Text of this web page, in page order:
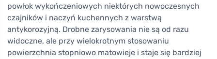
powłok wykończeniowych niektórych nowoczesnych
czajników i naczyń kuchennych z warstwą
antykorozyjną. Drobne zarysowania nie są od razu
widoczne, ale przy wielokrotnym stosowaniu
powierzchnia stopniowo matowieje i staje się bardziej